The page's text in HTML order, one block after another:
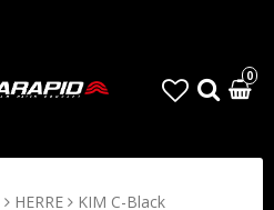
0
HERRE KIM C-Black